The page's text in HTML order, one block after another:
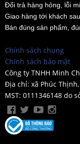
Đổi trả hàng hỏng, lỗi
Giao hàng tới khách
Bán đúng sản phẩm,
Chính sách chung
Chính sách bảo mật
Công ty TNHH Minh
Địa chỉ: xã Phúc Thịnh,
MST: 0111346148 do